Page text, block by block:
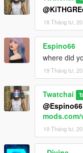
18 Tháng tư,
Espino66
where did
19 Tháng tư,
Twatchai
@Espino66
19 Tháng tư,